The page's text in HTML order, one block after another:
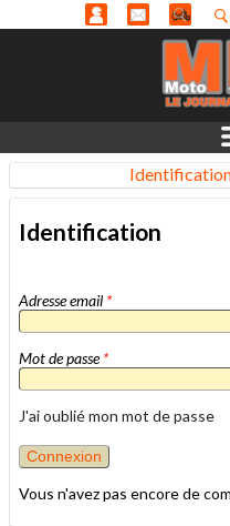
Identification
Adresse email *
Mot de passe*
J'ai oublié mon mot de passe
Vous n'avez pas encore de